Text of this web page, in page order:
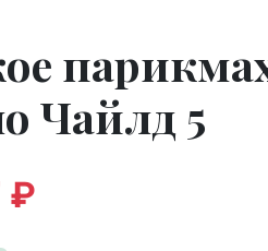
Чайлд 5
₽